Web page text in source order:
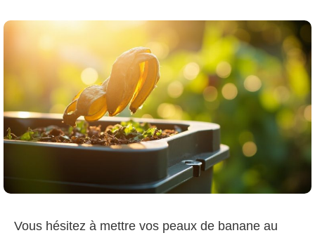
Vous hésitez à mettre vos peaux de banane au